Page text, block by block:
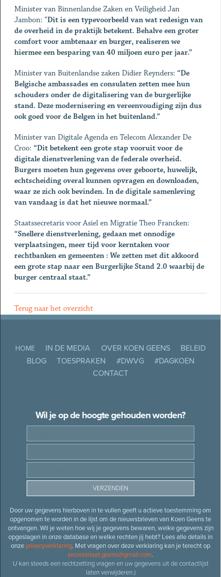
Minister van Binnenlandse Zaken en Veiligheid Jan
Jambon: “Dit is een typevoorbeeld van wat redesign van
de overheid in de praktijk betekent. Behalve een groter
comfort voor ambtenaar en burger, realiseren we
hiermee een besparing van 40 miljoen euro per jaar.”
Minister van Buitenlandse zaken Didier Reynders: “De
Belgische ambassades en consulaten zetten mee hun
schouders onder de digitalisering van de burgerlijke
stand. Deze modernisering en vereenvoudiging zijn dus
ook goed voor de Belgen in het buitenland.”
Minister van Digitale Agenda en Telecom Alexander De
Croo: “Dit betekent een grote stap vooruit voor de
digitale dienstverlening van de federale overheid.
Burgers moeten hun gegevens over geboorte, huwelijk,
echtscheiding overal kunnen opvragen en downloaden,
waar ze zich ook bevinden. In de digitale samenleving
van vandaag is dat het nieuwe normaal.”
Staatssecretaris voor Asiel en Migratie Theo Francken:
“Snellere dienstverlening, gedaan met onnodige
verplaatsingen, meer tijd voor kerntaken voor
rechtbanken en gemeenten : We zetten met dit akkoord
een grote stap naar een Burgerlijke Stand 2.0 waarbij de
burger centraal staat.”
Terug naar het overzicht
HOME IN DE MEDIA OVER KOEN GEENS
BELEID
BLOG
TOESPRAKEN #DWVG
#DAGKOEN
CONTACT
Wil je op de hoogte gehouden worden?
Door uw gegevens hierboven in te vullen geeft u actieve toestemming om
opgenomen te worden in de lijst om de nieuwsbrieven van Koen Geens te
ontvangen. Wil je weten hoe wij je gegevens bewaren, welke gegevens zijn
opgeslagen in onze database en welke rechten jij hebt? Lees alle details in
onze privacyverklaring. Met vragen over deze verklaring kan je terecht op
secretariaat.geens@gmail.com.
U kan steeds een rechtzetting vragen en uw gegevens uit de contactlijst
laten verwijderen.)